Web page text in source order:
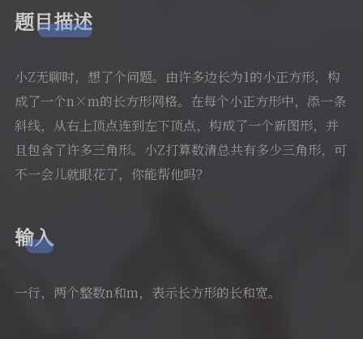
归档
题目描述
小Z无聊时，想了个问题。由许多边长为1的小正方形，构
成了一个n×m的长方形网格。在每个小正方形中，添一条
斜线，从右上顶点连到左下顶点，构成了一个新图形，并
且包含了许多三角形。小Z打算数清总共有多少三角形，可
不一会儿就眼花了，你能帮他吗？
输入
一行，两个整数n和m，表示长方形的长和宽。